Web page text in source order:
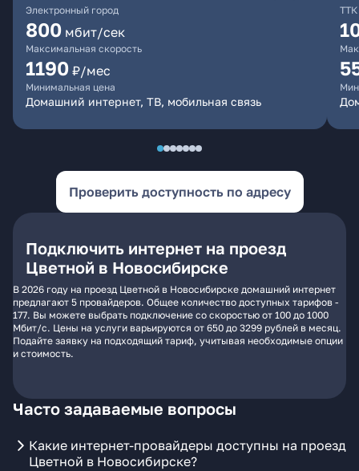
Электронный город
800 мбит/сек
Максимальная скорость
1190 ₽/мес
Минимальная цена
Домашний интернет, ТВ, мобильная связь
ТТК
Проверить доступность по адресу
Подключить интернет на проезд
Цветной в Новосибирске
В 2026 году на проезд Цветной в Новосибирске домашний интернет
предлагают 5 провайдеров. Общее количество доступных тарифов -
177. Вы можете выбрать подключение со скоростью от 100 до 1000
Мбит/с. Цены на услуги варьируются от 650 до 3299 рублей в месяц.
Подайте заявку на подходящий тариф, учитывая необходимые опции
и стоимость.
Часто задаваемые вопросы
Какие интернет-провайдеры доступны на проезд
Цветной в Новосибирске?